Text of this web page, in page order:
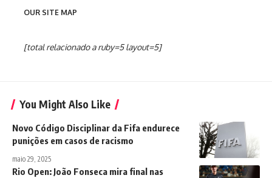
OUR SITE MAP
[total relacionado a ruby=5 layout=5]
You Might Also Like
Novo Código Disciplinar da Fifa endurece
punições em casos de racismo
maio 29, 2025
Rio Open: João Fonseca mira final nas